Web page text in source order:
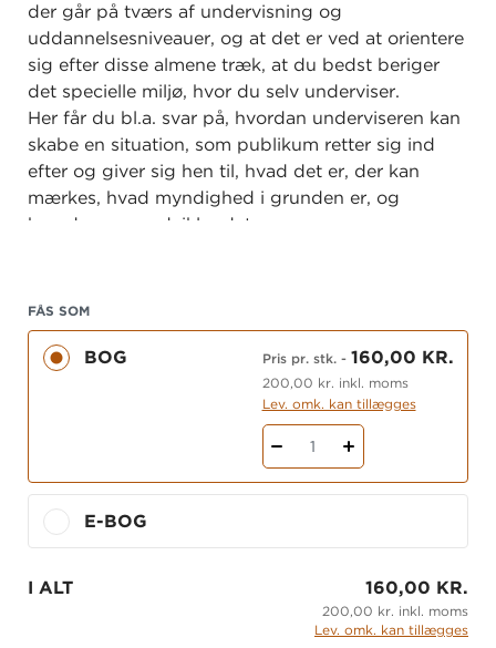
der går på tværs af undervisning og
uddannelsesniveauer, og at det er ved at orientere
sig efter disse almene træk, at du bedst beriger
det specielle miljø, hvor du selv underviser.
Her får du bl.a. svar på, hvordan underviseren kan
skabe en situation, som publikum retter sig ind
efter og giver sig hen til, hvad det er, der kan
mærkes, hvad myndighed i grunden er, og
hvordan man udvikler det.
grundlag for at gentænke deres praksis.
Om forfatteren
Jørn Bjerre har været underviser i næsten 25 år,
og arbejder aktuelt som forsker og underviser i
pædagogisk sociologi ved Danmarks institut for
Pædagogik og Uddannelse. Tidligere har
han blandt andet undervist i læring, didaktik og
pædagogik ved læreruddannelserne i Skive og
læring ved Aalborg Universitet.
FÅS SOM
BOG Pris pr. stk.- 160,00 KR.
200,00 kr. inkl. moms
Lev. omk. kan tillægges
1
E-BOG
I ALT 160,00 KR.
200,00 kr. inkl. moms
Lev. omk. kan tillægges